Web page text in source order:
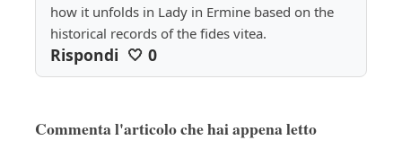
how it unfolds in Lady in Ermine based on the
historical records of the fides vitea.
Rispondi 🤍 0
Commenta l'articolo che hai appena letto